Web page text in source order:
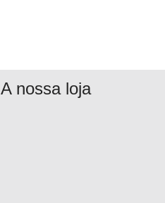
A nossa loja